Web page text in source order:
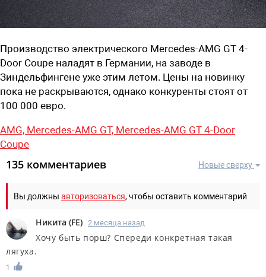
Производство электрического Mercedes-AMG GT 4-
Door Coupe наладят в Германии, на заводе в
Зиндельфингене уже этим летом. Цены на новинку
пока не раскрываются, однако конкуренты стоят от
100 000 евро.
AMG, Mercedes-AMG GT, Mercedes-AMG GT 4-Door
Coupe
Новые сверху
135 комментариев
Вы должны авторизоваться, чтобы оставить комментарий
Никита (FE) 2 месяца назад
Хочу быть порш? Спереди конкретная такая
лягуха.
1